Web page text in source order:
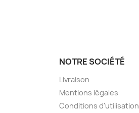
NOTRE SOCIÉTÉ
Livraison
Mentions légales
Conditions d'utilisation